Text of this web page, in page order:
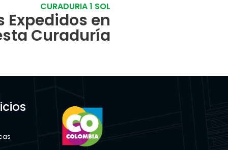
CURADURIA 1 SOL
Expedidos en
Curaduría